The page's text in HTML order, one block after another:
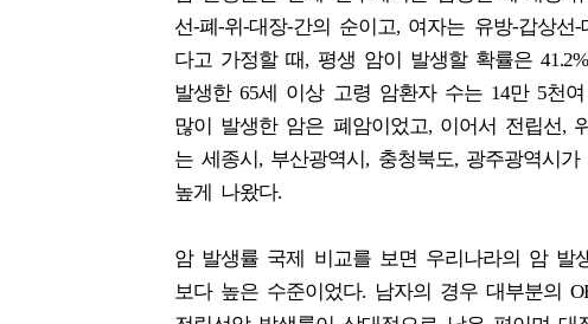
선-폐-위-대장-간의 순이고, 여자는 유방-갑상
다고 가정할 때, 평생 암이 발생할 확률은
발생한 65세 이상 고령 암환자 수는 14만 5천
많이 발생한 암은 폐암이었고, 이어서 전립선,
는 세종시, 부산광역시, 충청북도, 광주광역시
높게 나왔다.
암 발생률 국제 비교를 보면 우리나라의 암 발
보다 높은 수준이었다. 남자의 경우 대부분의